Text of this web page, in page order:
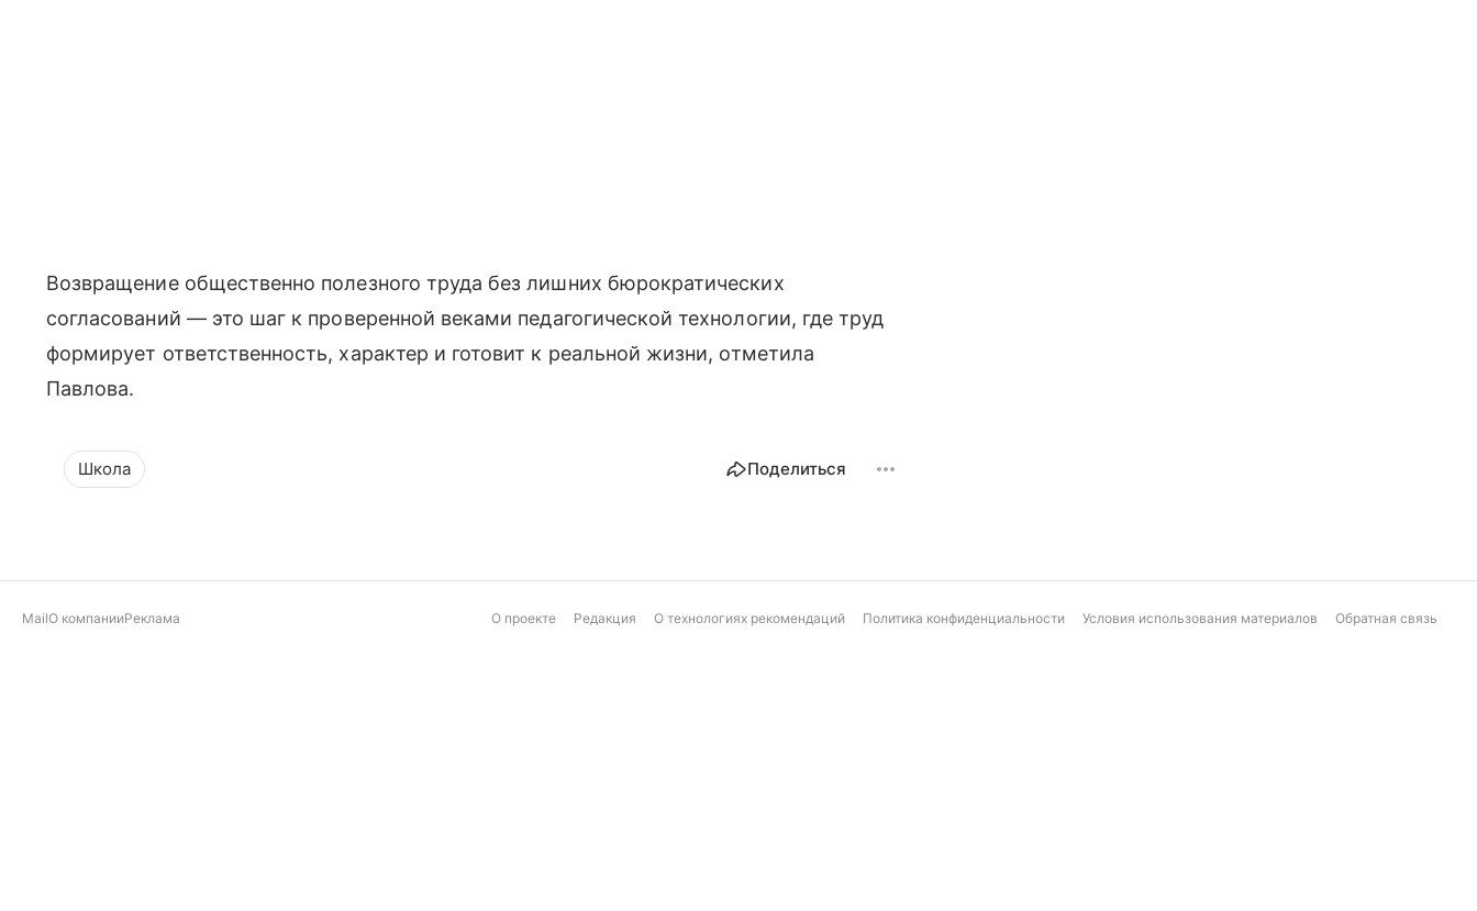
Возвращение общественно полезного труда без лишних бюрократических
согласований — это шаг к проверенной веками педагогической технологии, где труд
формирует ответственность, характер и готовит к реальной жизни, отметила
Павлова.
Школа Поделиться
MailО компанииРеклама О проекте Редакция О технологиях рекомендаций Политика конфиденциальности Условия использования материалов Обратная связь